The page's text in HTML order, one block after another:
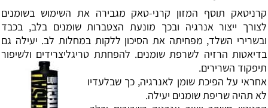
קרניטאק תוסף המזון קרני-טאק מגבירה את השימוש בשומנים
לצורך ייצור אנרגיה ובכך מונעת הצטברות שומנים בלב, בכבד
ובשרירי השלד, מפחיתה את הסיכון ללקות במחלות לב. יעילה גם
בדיאטות הרזיה לשרפת שומנים. להפחתת טריגליצרידים ולשיפור
תיפקוד השרירים.
אחראי על הפיכת שומן לאנרגיה, כך שבלעדיו
לא תהיה שריפת שומנים יעילה.